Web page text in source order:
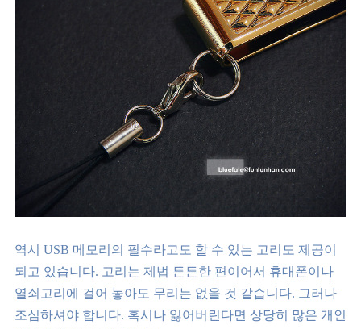
역시 USB 메모리의 필수라고도 할 수 있는 고리도 제공이
되고 있습니다. 고리는 제법 튼튼한 편이어서 휴대폰이나
열쇠고리에 걸어 놓아도 무리는 없을 것 같습니다. 그러나
조심하셔야 합니다. 혹시나 잃어버린다면 상당히 많은 개인